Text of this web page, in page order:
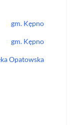
gm. Kępno
gm. Kępno
Opatowska